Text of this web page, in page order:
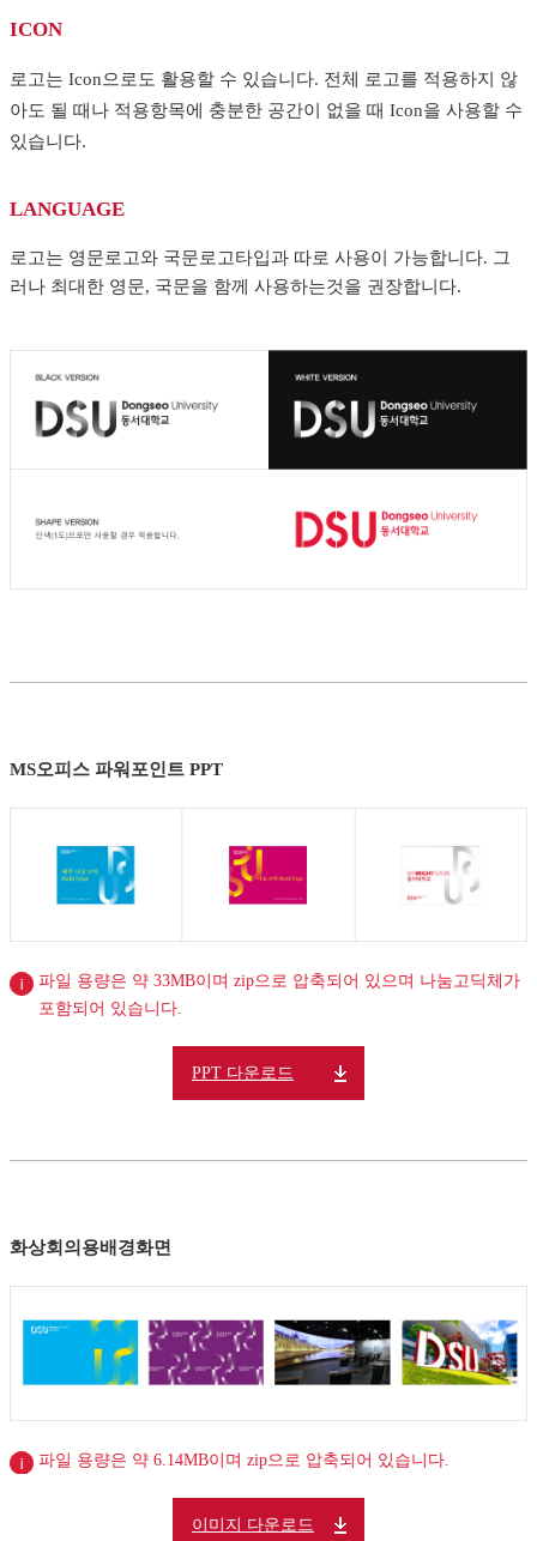
ICON
로고는 Icon으로도 활용할 수 있습니다. 전체 로고를 적용하지 않
아도 될 때나 적용항목에 충분한 공간이 없을 때 Icon을 사용할 수
있습니다.
LANGUAGE
로고는 영문로고와 국문로고타입과 따로 사용이 가능합니다. 그
러나 최대한 영문, 국문을 함께 사용하는것을 권장합니다.
MS오피스 파워포인트 PPT
파일 용량은 약 33MB이며 zip으로 압축되어 있으며 나눔고딕체가
포함되어 있습니다.
PPT 다운로드
화상회의용배경화면
파일 용량은 약 6.14MB이며 zip으로 압축되어 있습니다.
이미지 다운로드